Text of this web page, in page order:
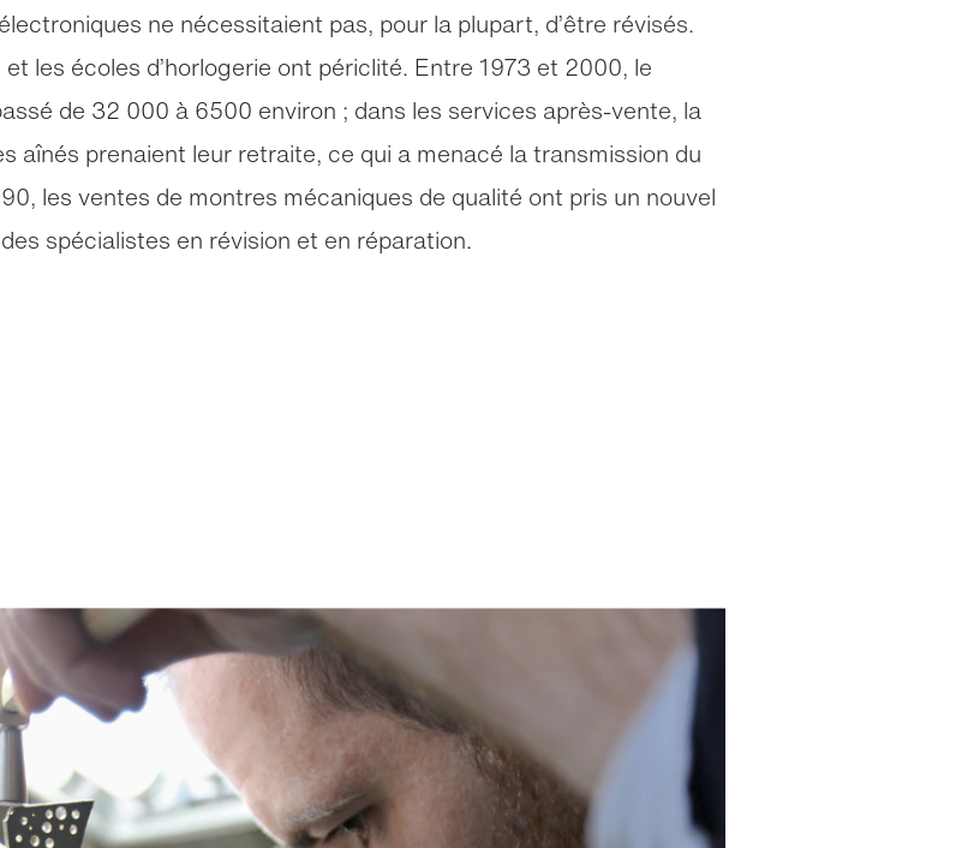
ne nécessitaient pas, pour la plupart, d’être révisés.
les écoles d’horlogerie ont périclité. Entre 1973 et 2000, le
de 32 000 à 6500 environ ; dans les services après-vente, la
aînés prenaient leur retraite, ce qui a menacé la transmission du
les ventes de montres mécaniques de qualité ont pris un nouvel
spécialistes en révision et en réparation.